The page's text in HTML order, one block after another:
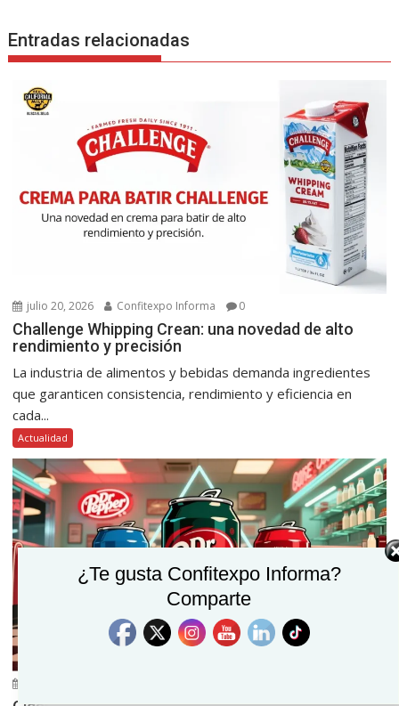
Entradas relacionadas
julio 20, 2026 Confitexpo Informa 0
Challenge Whipping Crean: una novedad de alto
rendimiento y precisión
La industria de alimentos y bebidas demanda ingredientes
que garanticen consistencia, rendimiento y eficiencia en
cada...
Actualidad
¿Te gusta Confitexpo Informa?
Comparte